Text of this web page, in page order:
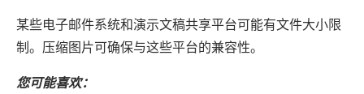
某些电子邮件系统和演示文稿共享平台可能有文件大小限
制。压缩图片可确保与这些平台的兼容性。
您可能喜欢：